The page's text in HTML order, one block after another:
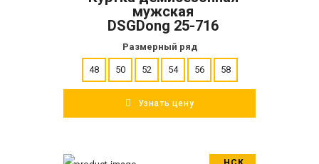
мужская
DSGDong 25-716
Размерный ряд
48 50 52 54 56 58
Узнать цену